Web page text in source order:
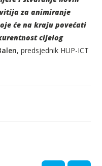
za animiranje
će na kraju povećati
cijelog
, predsjednik HUP-ICT